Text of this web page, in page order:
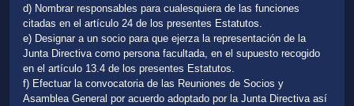
d) Nombrar responsables para cualesquiera de las funciones
citadas en el artículo 24 de los presentes Estatutos.
e) Designar a un socio para que ejerza la representación de la
Junta Directiva como persona facultada, en el supuesto recogido
en el artículo 13.4 de los presentes Estatutos.
f) Efectuar la convocatoria de las Reuniones de Socios y
Asamblea General por acuerdo adoptado por la Junta Directiva así